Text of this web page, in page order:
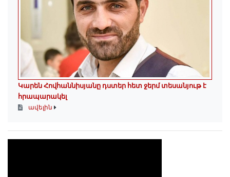
Կարեն Հովհաննիսյանը դստեր հետ ջերմ տեսանյութ է
հրապարակել
ավելին